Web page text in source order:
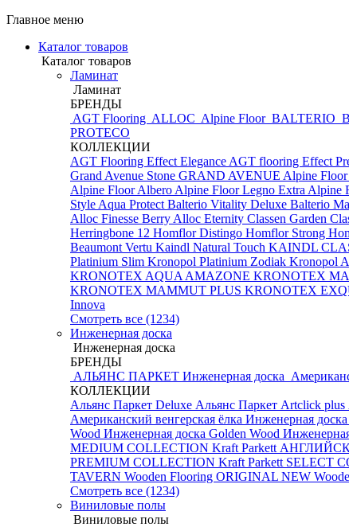
Главное меню
Каталог товаров
Каталог товаров
Ламинат
Ламинат
БРЕНДЫ
AGT Flooring ALLOC Alpine Floor BALTERIO
PROTECO
КОЛЛЕКЦИИ
AGT Flooring Effect Elegance AGT flooring Effect
Grand Avenue Stone GRAND AVENUE Alpine
Alpine Floor Albero Alpine Floor Legno Extra Alpine
Style Aqua Protect Balterio Vitality Deluxe Balterio
Alloc Finesse Berry Alloc Eternity Classen Garden
Herringbone 12 Homflor Distingo Homflor Strong
Beaumont Vertu Kaindl Natural Touch KAINDL
Platinium Slim Kronopol Platinium Zodiak Kronopol
KRONOTEX AQUA AMAZONE KRONOTEX
KRONOTEX MAMMUT PLUS KRONOTEX
Innova
Смотреть все (1234)
Инженерная доска
Инженерная доска
БРЕНДЫ
АЛЬЯНС ПАРКЕТ Инженерная доска
КОЛЛЕКЦИИ
Альянс Паркет Deluxe Альянс Паркет Artclick plus
Американский венгерская ёлка Инженерная
Wood Инженерная доска Golden Wood
MEDIUM COLLECTION Kraft Parkett
PREMIUM COLLECTION Kraft Parkett SELECT
TAVERN Wooden Flooring ORIGINAL NEW
Смотреть все (1234)
Виниловые полы
Виниловые полы